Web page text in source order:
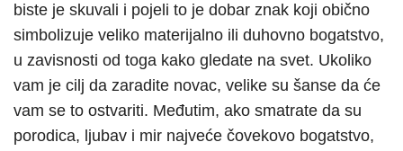
biste je skuvali i pojeli to je dobar znak koji obično
simbolizuje veliko materijalno ili duhovno bogatstvo,
u zavisnosti od toga kako gledate na svet. Ukoliko
vam je cilj da zaradite novac, velike su šanse da će
vam se to ostvariti. Međutim, ako smatrate da su
porodica, ljubav i mir najveće čovekovo bogatstvo,